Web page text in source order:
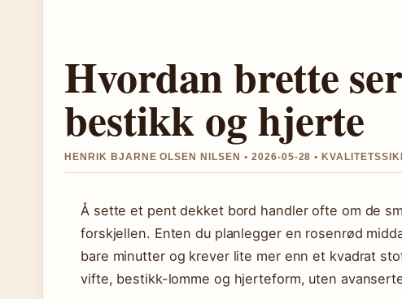
Hvordan brette
bestikk og hjerte
HENRIK BJARNE OLSEN NILSEN • 2026-05-28 •
Å sette et pent dekket bord handler ofte om de
forskjellen. Enten du planlegger en rosenrød
bare minutter og krever lite mer enn et kvadrat
vifte, bestikk-lomme og hjerteform, uten